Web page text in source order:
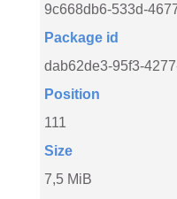
9c668db6-533d-
Package id
dab62de3-95f3-
Position
111
Size
7,5 MiB